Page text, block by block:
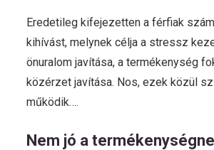
Eredetileg kifejezetten a férfiak
kihívást, melynek célja a stressz
önuralom javítása, a termékenység
közérzet javítása. Nos, ezek közül
működik….
Nem jó a